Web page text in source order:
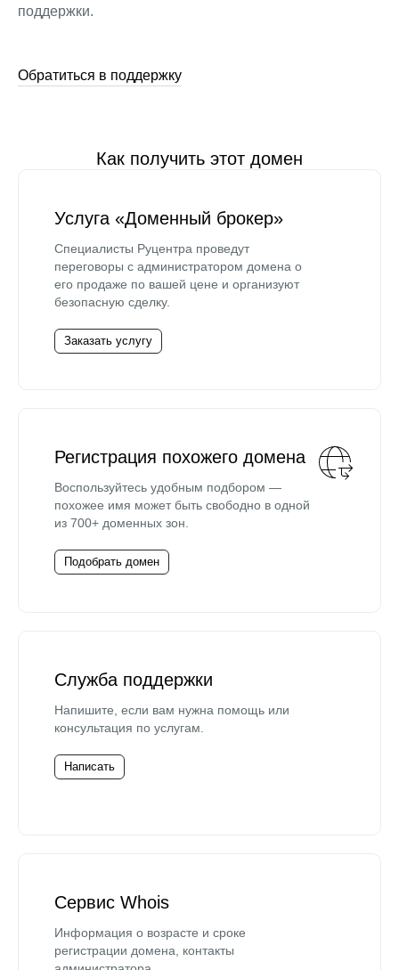
поддержки.
Обратиться в поддержку
Как получить этот домен
Услуга «Доменный брокер»
Специалисты Руцентра проведут
переговоры с администратором домена о
его продаже по вашей цене и организуют
безопасную сделку.
Заказать услугу
Регистрация похожего домена
Воспользуйтесь удобным подбором —
похожее имя может быть свободно в одной
из 700+ доменных зон.
Подобрать домен
Служба поддержки
Напишите, если вам нужна помощь или
консультация по услугам.
Написать
Сервис Whois
Информация о возрасте и сроке
регистрации домена, контакты